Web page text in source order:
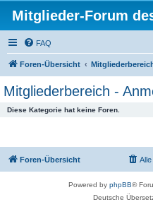
Mitglieder-Forum
FAQ
Foren-Übersicht
Mitgliederbereich -
Diese Kategorie hat keine Foren.
Foren-Übersicht
Powered by phpBB®
Deutsche